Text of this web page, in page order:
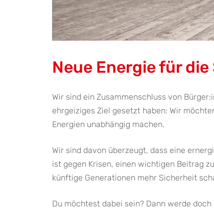
Neue Energie für
Wir sind ein Zusammenschluss von
ehrgeiziges Ziel gesetzt haben: Wir
Energien unabhängig machen.
Wir sind davon überzeugt, dass eine
ist gegen Krisen, einen wichtigen Beitrag
künftige Generationen mehr Sicherheit
Du möchtest dabei sein? Dann werde doch